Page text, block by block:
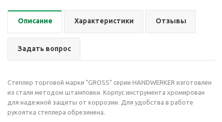
Описание Характеристики Отзывы
Задать вопрос
Степлер торговой марки "GROSS" серии HANDWERKER изготовлен
из стали методом штамповки. Корпус инструмента хромирован
для надежной защиты от коррозии. Для удобства в работе
рукоятка степлера обрезинена.